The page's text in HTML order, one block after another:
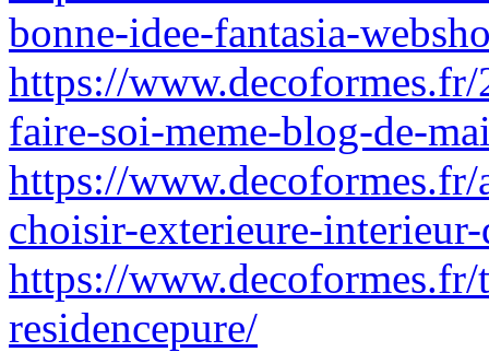
bonne-idee-fantasia-
https://
faire-soi-meme-blog-de-
https://
choisir-exterieure-
https://www.decoformes.fr/
residencepure/